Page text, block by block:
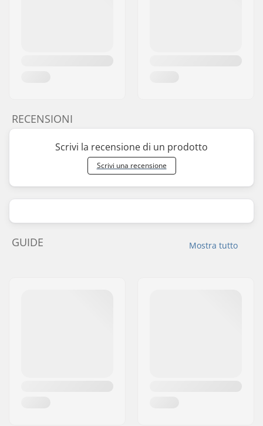
RECENSIONI
Scrivi la recensione di un prodotto
Scrivi una recensione
Mostra tutto
GUIDE